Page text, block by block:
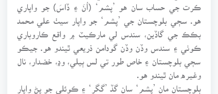
ڪرت جي حساب سان هو ’پشم‘ (اُنَ ۽ ڏاسَ) جو واپاري
هو. سڄي بلوچستان جي ’پشم‘ جو واپار سيٺ علي محمد
بڪڪ جي گاڏين، سندس لي مارڪيٽ ۾ واقع ڪاروباري
ڪوٺي ۽ سندس وڏن وڏن گودامن ذريعي ٿيندو هو. جيڪو
سڄي بلوچستان ۽ خاص طور تي لس ٻيلي، وڍ، خضدار، نال
وغيره مان ٿيندو هو.
بلوچستان مان ’پشم‘ سان گڏ ’گگر‘ ۽ ڪوئلي جو پڻ واپار